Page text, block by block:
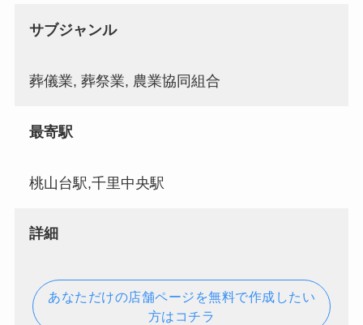
サブジャンル
葬儀業, 葬祭業, 農業協同組合
最寄駅
桃山台駅,千里中央駅
詳細
あなただけの店舗ページを無料で作成したい
方はコチラ